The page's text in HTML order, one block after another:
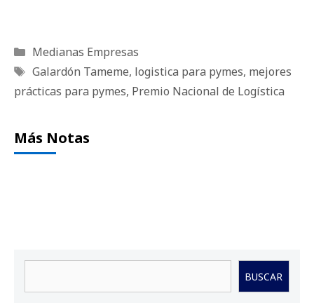
Categorías
Medianas Empresas
Etiquetas
Galardón Tameme, logistica para pymes, mejores
prácticas para pymes, Premio Nacional de Logística
Más Notas
BUSCAR